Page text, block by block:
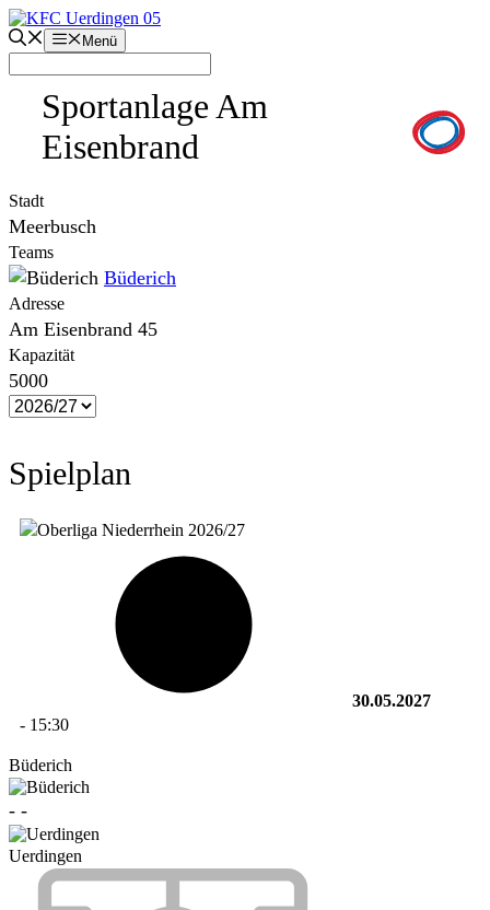
Zum
Inhalt
springen
Menü
Sportanlage Am
Eisenbrand
Stadt
Meerbusch
Teams
Büderich
Adresse
Am Eisenbrand 45
Kapazität
5000
Spielplan
30.05.2027
- 15:30
Büderich
- -
Uerdingen